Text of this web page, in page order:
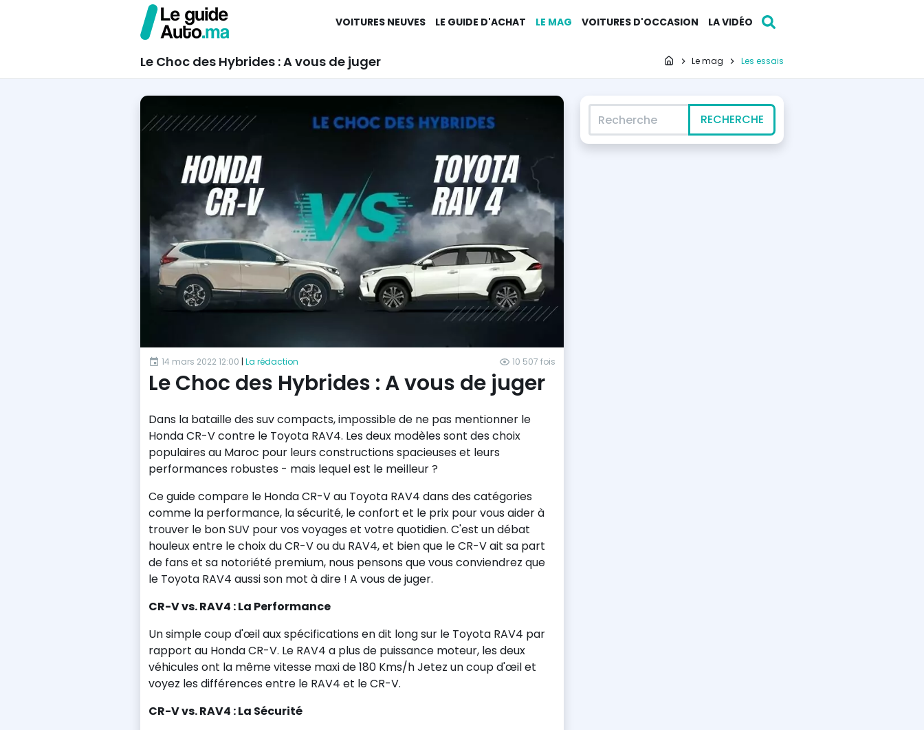
VOITURES NEUVES LE GUIDE D'ACHAT LE MAG VOITURES D'OCCASION LA VIDÉO
Le Choc des Hybrides : A vous de juger Page d'accueil
Le mag Les essais
14 mars 2022 12:00 | La rédaction 10 507 fois
Le Choc des Hybrides : A vous de juger
Dans la bataille des suv compacts, impossible de ne pas mentionner le
Honda CR-V contre le Toyota RAV4. Les deux modèles sont des choix
populaires au Maroc pour leurs constructions spacieuses et leurs
performances robustes - mais lequel est le meilleur ?
Ce guide compare le Honda CR-V au Toyota RAV4 dans des catégories
comme la performance, la sécurité, le confort et le prix pour vous aider à
trouver le bon SUV pour vos voyages et votre quotidien. C'est un débat
houleux entre le choix du CR-V ou du RAV4, et bien que le CR-V ait sa part
de fans et sa notoriété premium, nous pensons que vous conviendrez que
le Toyota RAV4 aussi son mot à dire ! A vous de juger.
CR-V vs. RAV4 : La Performance
Un simple coup d'œil aux spécifications en dit long sur le Toyota RAV4 par
rapport au Honda CR-V. Le RAV4 a plus de puissance moteur, les deux
véhicules ont la même vitesse maxi de 180 Kms/h Jetez un coup d'œil et
voyez les différences entre le RAV4 et le CR-V.
CR-V vs. RAV4 : La Sécurité
Recherche
RECHERCHE